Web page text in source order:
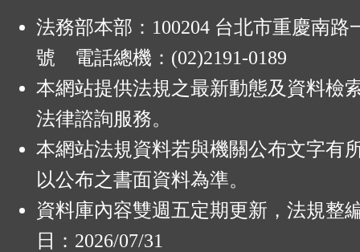
法務部本部：100204 台北市重慶南路
號 電話總機：(02)2191-0189
本網站提供法規之最新動態及資料檢
法律諮詢服務。
本網站法規資料若與機關公布文字有
以公布之書面資料為準。
資料庫內容雙週五定期更新，法規整
日：2026/07/31